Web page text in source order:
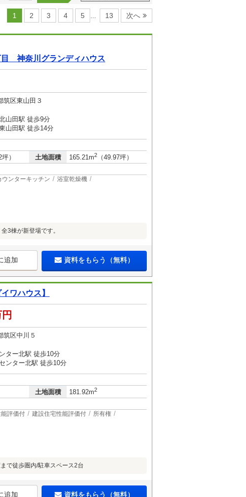
1 2 3 4 5 … 13 次へ
目 神奈川グランディハウス
筑区東山田３
山田駅 徒歩9分
山田駅 徒歩14分
） 土地面積 165.21m2
（49.97坪）
ウンターキッチン 浴室乾燥機
3棟が新登場です。
追加 資料をもらう（無料）
ワハウス】
筑区中川５
ター北駅 徒歩10分
ンター北駅 徒歩10分
土地面積 181.92m2
評価付 建設住宅性能評価付
所有権
で徒歩圏内/駐車スペース2台
追加 資料をもらう（無料）